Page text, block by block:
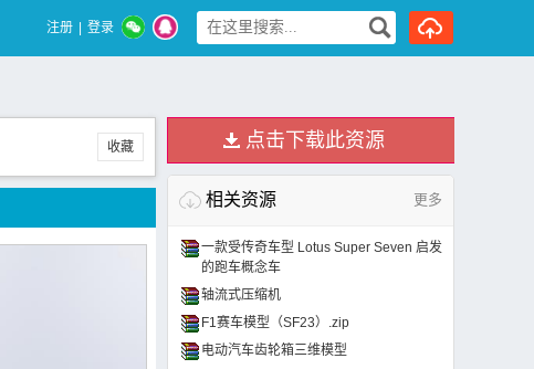
注册 登录
收藏 点击下载此资源
相关资源 更多
一款受传奇车型 Lotus Super Seven 启发
的跑车概念车
轴流式压缩机
F1赛车模型（SF23）.zip
电动汽车齿轮箱三维模型